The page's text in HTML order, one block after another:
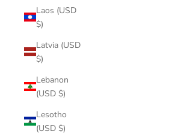
Laos (USD
$)
Latvia (USD
$)
Lebanon
(USD $)
Lesotho
(USD $)